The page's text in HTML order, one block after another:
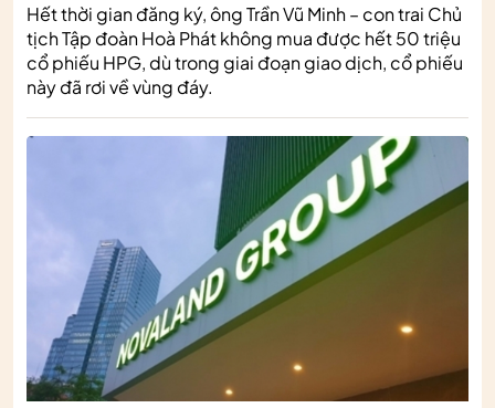
Hết thời gian đăng ký, ông Trần Vũ Minh – con trai Chủ
tịch Tập đoàn Hoà Phát không mua được hết 50 triệu
cổ phiếu HPG, dù trong giai đoạn giao dịch, cổ phiếu
này đã rơi về vùng đáy.